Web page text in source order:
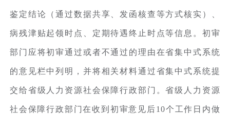
鉴定结论（通过数据共享、发函核查等方式核实）、
病残津贴起领时点、定期待遇终止时点等信息。初审
部门应将初审通过或者不通过的理由在省集中式系统
的意见栏中列明，并将相关材料通过省集中式系统提
交给省级人力资源社会保障行政部门。省级人力资源
社会保障行政部门在收到初审意见后10个工作日内做